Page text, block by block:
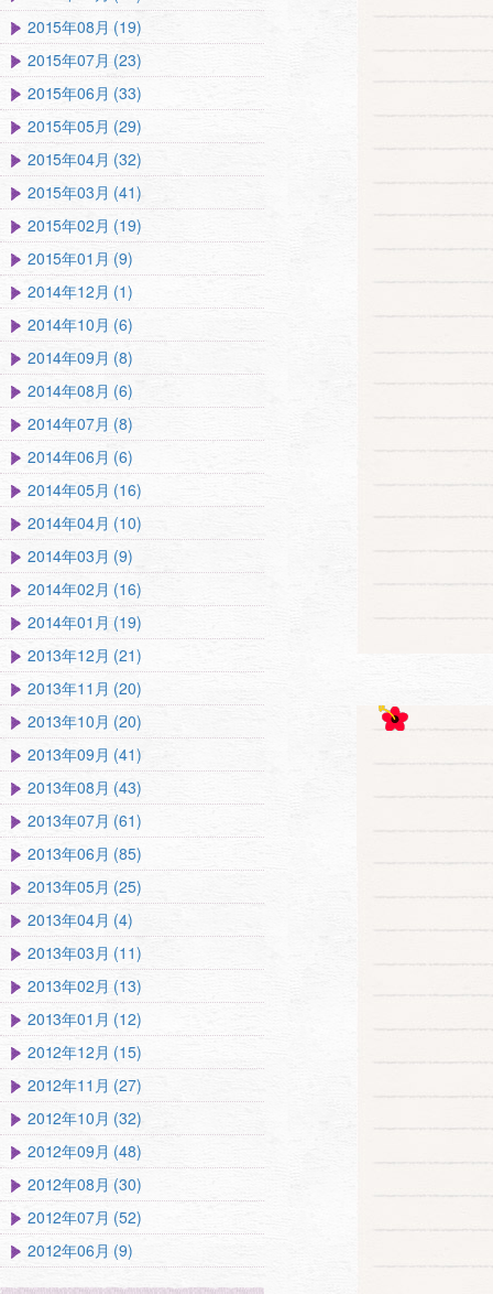
2015年08月 (19)
2015年07月 (23)
2015年06月 (33)
2015年05月 (29)
2015年04月 (32)
2015年03月 (41)
2015年02月 (19)
2015年01月 (9)
2014年12月 (1)
2014年10月 (6)
2014年09月 (8)
2014年08月 (6)
2014年07月 (8)
2014年06月 (6)
2014年05月 (16)
2014年04月 (10)
2014年03月 (9)
2014年02月 (16)
2014年01月 (19)
2013年12月 (21)
2013年11月 (20)
2013年10月 (20)
2013年09月 (41)
2013年08月 (43)
2013年07月 (61)
2013年06月 (85)
2013年05月 (25)
2013年04月 (4)
2013年03月 (11)
2013年02月 (13)
2013年01月 (12)
2012年12月 (15)
2012年11月 (27)
2012年10月 (32)
2012年09月 (48)
2012年08月 (30)
2012年07月 (52)
2012年06月 (9)